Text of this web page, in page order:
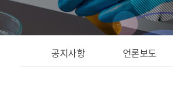
연구실 현황
오시는길
공지사항 언론보도